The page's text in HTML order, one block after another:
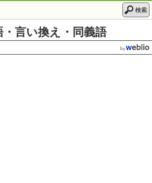
検索
言い換え・同義語